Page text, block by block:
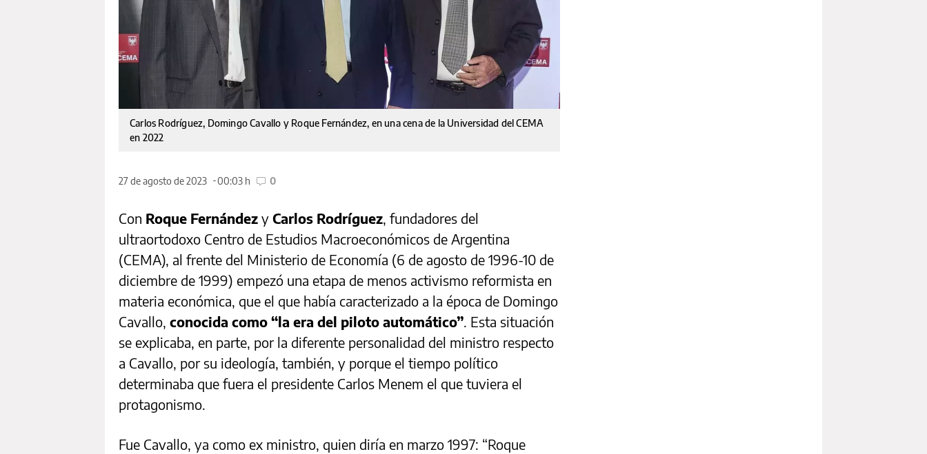
Carlos Rodríguez, Domingo Cavallo y Roque Fernández, en una cena de la Universidad del CEMA
en 2022
27 de agosto de 2023 00:03 h 0
Con Roque Fernández y Carlos Rodríguez, fundadores del
ultraortodoxo Centro de Estudios Macroeconómicos de Argentina
(CEMA), al frente del Ministerio de Economía (6 de agosto de 1996-10 de
diciembre de 1999) empezó una etapa de menos activismo reformista en
materia económica, que el que había caracterizado a la época de Domingo
Cavallo, conocida como “la era del piloto automático”. Esta situación
se explicaba, en parte, por la diferente personalidad del ministro respecto
a Cavallo, por su ideología, también, y porque el tiempo político
determinaba que fuera el presidente Carlos Menem el que tuviera el
protagonismo.
Fue Cavallo, ya como ex ministro, quien diría en marzo 1997: “Roque